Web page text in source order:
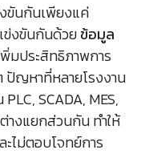
ขันกันเพียงแค่
ข่งขันกันด้วยข้อมูล
พิ่มประสิทธิภาพการ
ปัญหาที่หลายโรงงาน
SCADA, MES,
างแยกส่วนกัน ทำให้
ะไม่ตอบโจทย์การ